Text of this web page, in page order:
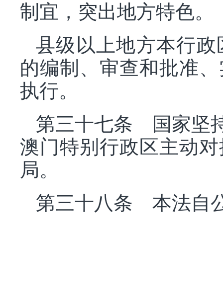
制宜，突出地方特色。
县级以上地方本行
的编制、审查和批准
执行。
第三十七条 国家坚
澳门特别行政区主动
局。
第三十八条 本法自